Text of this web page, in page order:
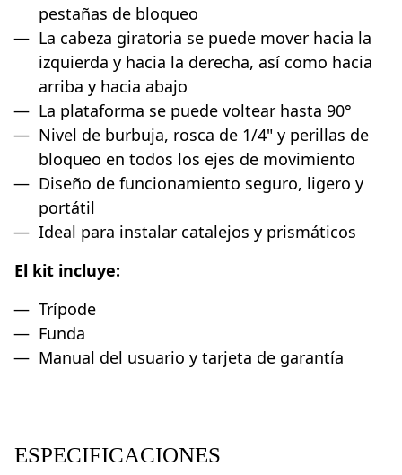
pestañas de bloqueo
La cabeza giratoria se puede mover hacia la
izquierda y hacia la derecha, así como hacia
arriba y hacia abajo
La plataforma se puede voltear hasta 90°
Nivel de burbuja, rosca de 1/4" y perillas de
bloqueo en todos los ejes de movimiento
Diseño de funcionamiento seguro, ligero y
portátil
Ideal para instalar catalejos y prismáticos
El kit incluye:
Trípode
Funda
Manual del usuario y tarjeta de garantía
ESPECIFICACIONES